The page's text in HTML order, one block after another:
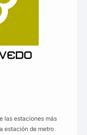
las estaciones más
estación de metro